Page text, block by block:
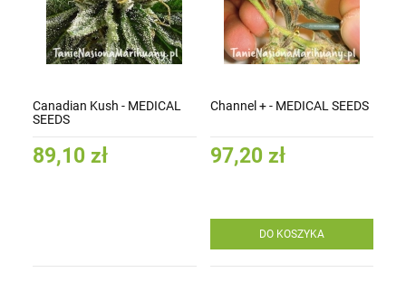
Canadian Kush - MEDICAL
SEEDS
89,10 zł
Channel + - MEDICAL SEEDS
97,20 zł
DO KOSZYKA